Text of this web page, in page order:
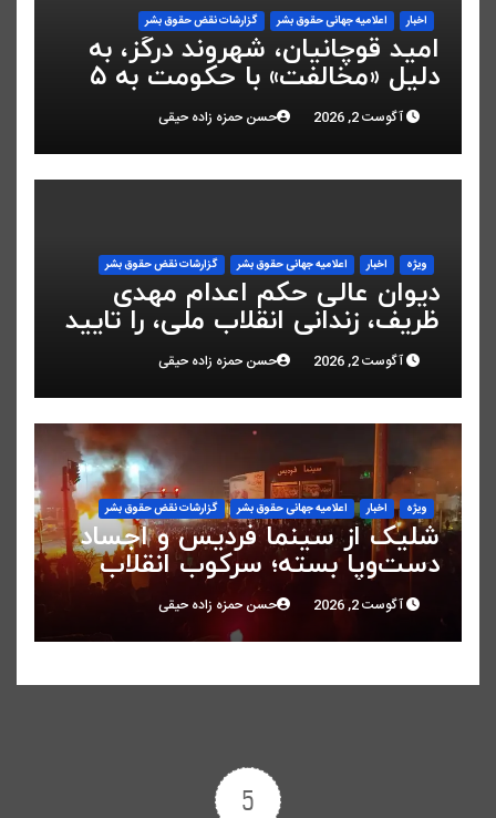
اخبار اعلاميه جهانی حقوق بشر گزارشات نقض حقوق بشر
امید قوچانیان، شهروند درگز، به
دلیل «مخالفت» با حکومت به ۵
سال زندان محکوم شد
آگوست 2, 2026 حسن حمزه زاده حیقی
ویژه اخبار اعلاميه جهانی حقوق بشر گزارشات نقض حقوق بشر
دیوان عالی حکم اعدام مهدی
ظریف، زندانی انقلاب ملی، را تایید
کردآگوست 2, 2026 حسن حمزه زاده حیقی
ویژه اخبار اعلاميه جهانی حقوق بشر گزارشات نقض حقوق بشر
شلیک از سینما فردیس و اجساد
دست‌وپا بسته؛ سرکوب انقلاب
ملی در البرز
آگوست 2, 2026 حسن حمزه زاده حیقی
5